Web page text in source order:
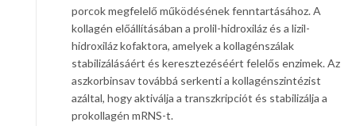
porcok megfelelő működésének fenntartásához. A
kollagén előállításában a prolil-hidroxiláz és a lizil-
hidroxiláz kofaktora, amelyek a kollagénszálak
stabilizálásáért és keresztezéséért felelős enzimek. Az
aszkorbinsav továbbá serkenti a kollagénszintézist
azáltal, hogy aktiválja a transzkripciót és stabilizálja a
prokollagén mRNS-t.